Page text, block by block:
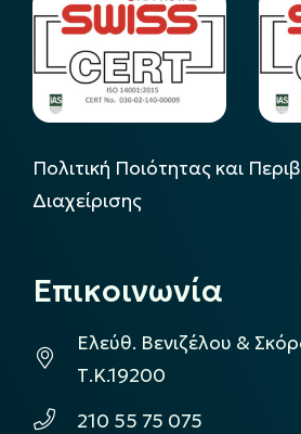
Πολιτική Ποιότητας και
Διαχείρισης
Επικοινωνία
Ελεύθ. Βενιζέλου &
Τ.Κ.19200
210 55 75 075